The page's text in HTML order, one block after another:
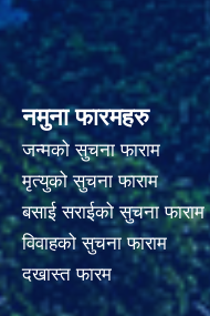
नमुना फारमहरु
जन्मको सुचना फाराम
मृत्युको सुचना फाराम
बसाई सराईको सुचना फाराम
विवाहको सुचना फाराम
दखास्त फारम